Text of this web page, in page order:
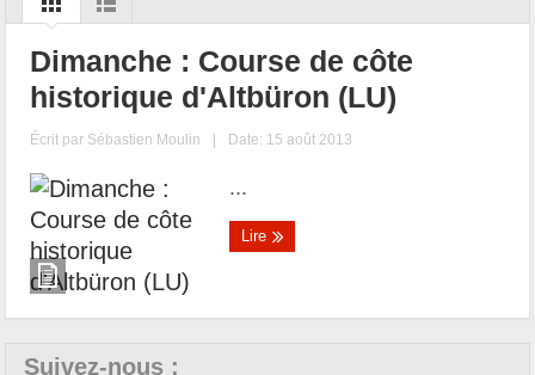
Dimanche : Course de côte
historique d'Altbüron (LU)
Écrit par Sébastien Moulin | Date: 15 août 2013
...
Lire
Suivez-nous :